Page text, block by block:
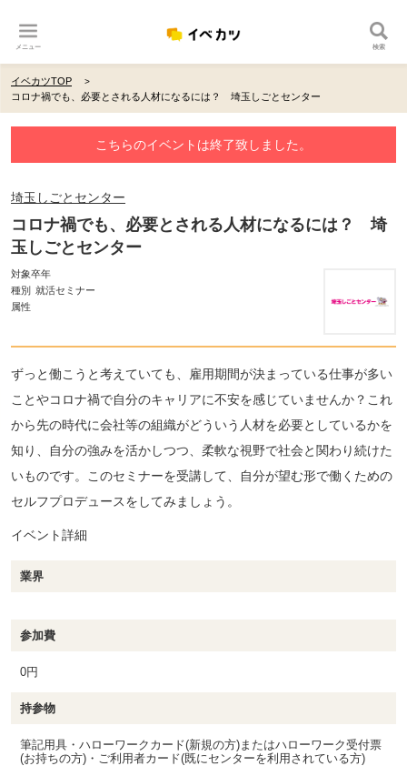
メニュー 検索
イベカツTOP
コロナ禍でも、必要とされる人材になるには？ 埼玉しごとセンター
こちらのイベントは終了致しました。
埼玉しごとセンター
コロナ禍でも、必要とされる人材になるには？ 埼
玉しごとセンター
対象卒年
種別 就活セミナー
属性
ずっと働こうと考えていても、雇用期間が決まっている仕事が多い
ことやコロナ禍で自分のキャリアに不安を感じていませんか？これ
から先の時代に会社等の組織がどういう人材を必要としているかを
知り、自分の強みを活かしつつ、柔軟な視野で社会と関わり続けた
いものです。このセミナーを受講して、自分が望む形で働くための
セルフプロデュースをしてみましょう。
イベント詳細
業界
参加費
0円
持参物
筆記用具・ハローワークカード(新規の方)またはハローワーク受付票
(お持ちの方)・ご利用者カード(既にセンターを利用されている方)